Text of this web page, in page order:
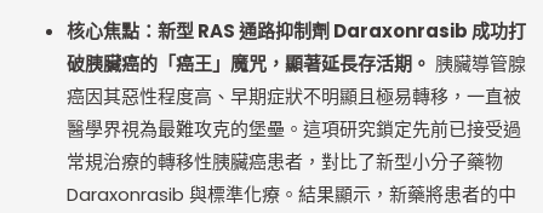
核心焦點：新型 RAS 通路抑制劑 Daraxonrasib 成功打
破胰臟癌的「癌王」魔咒，顯著延長存活期。 胰臟導管腺
癌因其惡性程度高、早期症狀不明顯且極易轉移，一直被
醫學界視為最難攻克的堡壘。這項研究鎖定先前已接受過
常規治療的轉移性胰臟癌患者，對比了新型小分子藥物
Daraxonrasib 與標準化療。結果顯示，新藥將患者的中